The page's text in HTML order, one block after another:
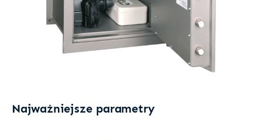
Najważniejsze parametry